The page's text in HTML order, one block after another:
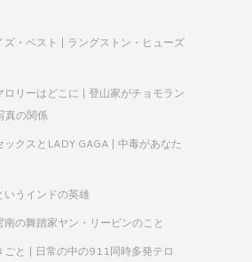
ズ・ベスト | ラングストン・ヒューズ
ロリーはどこに | 登山家がチョモラン
真の関係
ックスとLADY GAGA | 中毒があなた
いうインドの英雄
の舞踏家ヤン・リーピンのこと
ごと | 日常の中の911同時多発テロ